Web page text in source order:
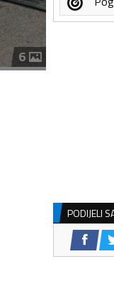
6
PODIJELI